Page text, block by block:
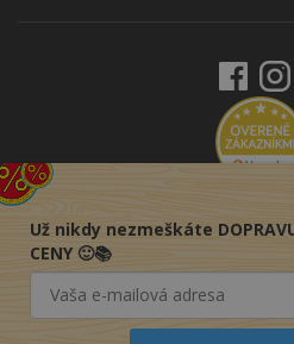
Už nikdy nezmeškáte
CENY 🙂📚